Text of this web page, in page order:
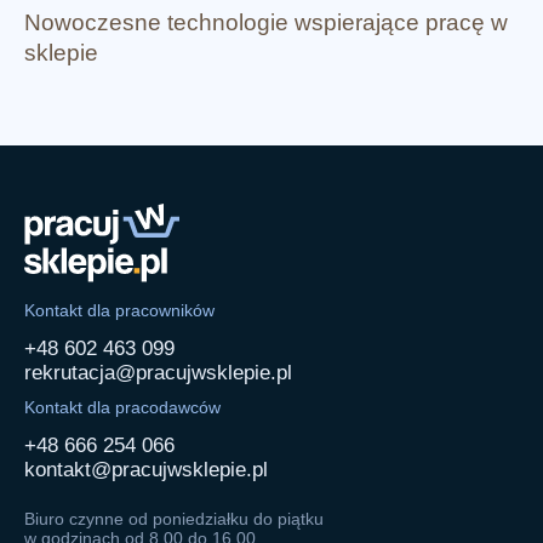
Nowoczesne technologie wspierające pracę w
sklepie
Kontakt dla pracowników
+48 602 463 099
rekrutacja@pracujwsklepie.pl
Kontakt dla pracodawców
+48 666 254 066
kontakt@pracujwsklepie.pl
Biuro czynne od poniedziałku do piątku
w godzinach od 8.00 do 16.00